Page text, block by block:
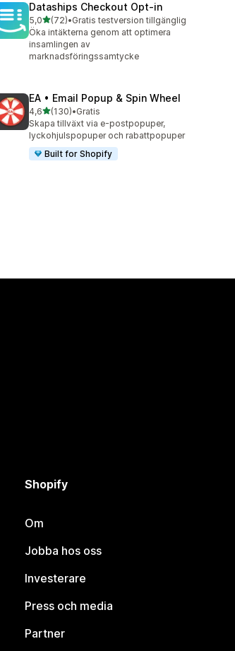
Dataships Checkout Opt‑in
5,0av 5 stjärnor
(72)
72 recensioner totalt
•Gratis testversion tillgänglig
Öka intäkterna genom att optimera
insamlingen av
marknadsföringssamtycke
EA • Email Popup & Spin Wheel
4,6av 5 stjärnor
(130)
130 recensioner totalt
•Gratis
Skapa tillväxt via e-postpopuper,
lyckohjulspopuper och rabattpopuper
Built for Shopify
Shopify
Om
Jobba hos oss
Investerare
Press och media
Partner